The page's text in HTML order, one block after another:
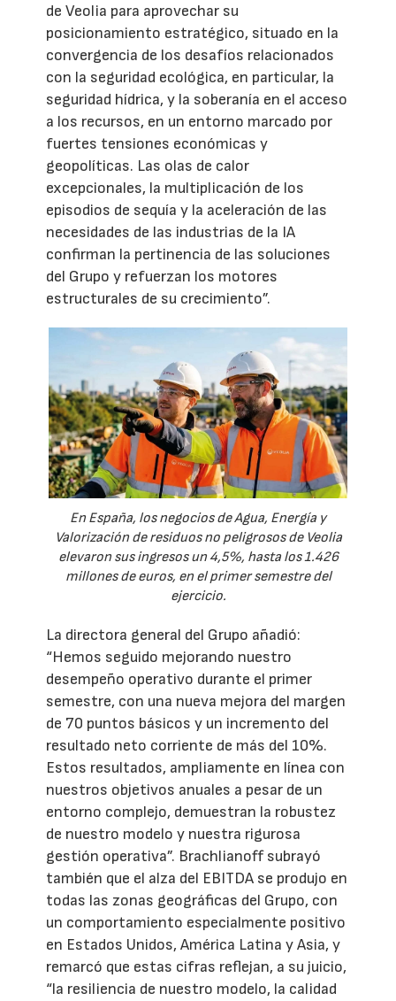
de Veolia para aprovechar su
posicionamiento estratégico, situado en la
convergencia de los desafíos relacionados
con la seguridad ecológica, en particular, la
seguridad hídrica, y la soberanía en el acceso
a los recursos, en un entorno marcado por
fuertes tensiones económicas y
geopolíticas. Las olas de calor
excepcionales, la multiplicación de los
episodios de sequía y la aceleración de las
necesidades de las industrias de la IA
confirman la pertinencia de las soluciones
del Grupo y refuerzan los motores
estructurales de su crecimiento”.
En España, los negocios de Agua, Energía y
Valorización de residuos no peligrosos de Veolia
elevaron sus ingresos un 4,5%, hasta los 1.426
millones de euros, en el primer semestre del
ejercicio.
La directora general del Grupo añadió:
“Hemos seguido mejorando nuestro
desempeño operativo durante el primer
semestre, con una nueva mejora del margen
de 70 puntos básicos y un incremento del
resultado neto corriente de más del 10%.
Estos resultados, ampliamente en línea con
nuestros objetivos anuales a pesar de un
entorno complejo, demuestran la robustez
de nuestro modelo y nuestra rigurosa
gestión operativa”. Brachlianoff subrayó
también que el alza del EBITDA se produjo en
todas las zonas geográficas del Grupo, con
un comportamiento especialmente positivo
en Estados Unidos, América Latina y Asia, y
remarcó que estas cifras reflejan, a su juicio,
“la resiliencia de nuestro modelo, la calidad